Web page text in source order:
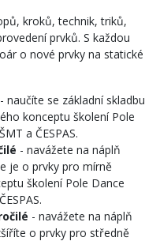
kroků, technik, triků,
prvků. S každou
o nové prvky na statické
- naučíte se základní skladbu
konceptu školení Pole
a ČESPAS.
- navážete na náplň
je o prvky pro mírně
školení Pole Dance
- navážete na náplň
o prvky pro středně